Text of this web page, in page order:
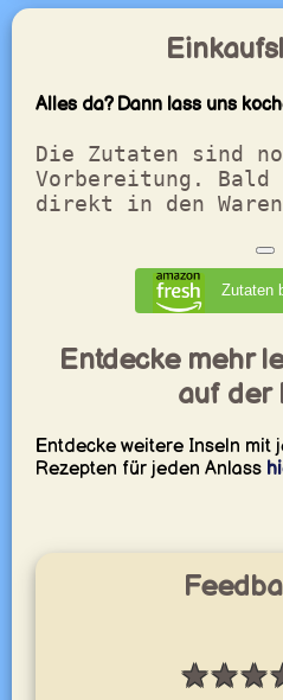
Alles da? Dann lass uns
Die Zutaten sind
Vorbereitung. Bald
direkt in den
Zutaten
Entdecke mehr
auf der
Entdecke weitere Inseln mit
Rezepten für jeden Anlass
★★★
Bewertung: